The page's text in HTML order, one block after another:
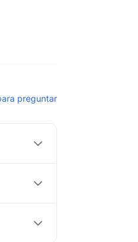
preguntar